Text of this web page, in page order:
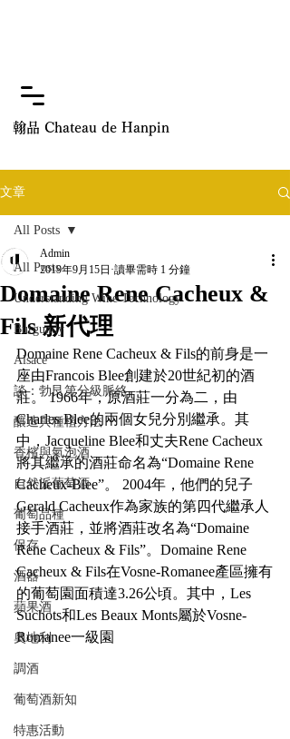
翰品 Chateau de Hanpin
文章
All Posts
Understanding Wine Technology
Burgundy
Alsace
談：勃艮第分級脈絡
釀造與種植方法
香檳與氣泡酒
自然派葡萄酒
葡萄品種
保存
酒器
蘋果酒
奧地利
調酒
葡萄酒新知
特惠活動
All Posts
Domaine Rene Cacheux &
Fils 新代理
Admin
2019年9月15日 讀畢需時 1 分鐘
Domaine Rene Cacheux & Fils的前身是一
座由Francois Blee創建於20世紀初的酒
莊。 1966年，原酒莊一分為二，由
Charles Blee的兩個女兒分別繼承。其
中，Jacqueline Blee和丈夫Rene Cacheux
將其繼承的酒莊命名為“Domaine Rene
Cacheux-Blee”。 2004年，他們的兒子
Gerald Cacheux作為家族的第四代繼承人
接手酒莊，並將酒莊改名為“Domaine
Rene Cacheux & Fils”。Domaine Rene
Cacheux & Fils在Vosne-Romanee產區擁有
的葡萄園面積達3.26公頃。其中，Les
Suchots和Les Beaux Monts屬於Vosne-
Romanee一級園